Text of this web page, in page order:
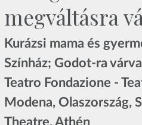
megváltásra
Kurázsi mama és
Színház; Godot-ra
Teatro Fondazione -
Modena, Olaszország,
Theatre, Athén